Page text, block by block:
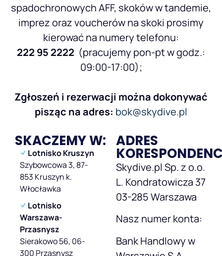
spadochronowych AFF, skoków w tandemie,
imprez oraz voucherów na skoki prosimy
kierować na numery telefonu:
222 95 2222 (pracujemy pon-pt w godz.:
09:00-17:00);
Zgłoszeń i rezerwacji można dokonywać
pisząc na adres: bok@skydive.pl
SKACZEMY W:
Lotnisko Kruszyn
Szybowcowa 3, 87-
853 Kruszyn k.
Włocławka
Lotnisko
Warszawa-
Przasnysz
Sierakowo 56, 06-
300 Przasnysz
ADRES
Skydive.pl Sp. z o.o.
L. Kondratowicza 37
03-285 Warszawa
Nasz numer konta:
Bank Handlowy w